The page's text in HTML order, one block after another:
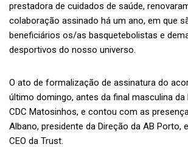
prestadora de cuidados de saúde,
colaboração assinado há um ano, em que
beneficiários os/as basquetebolistas e
desportivos do nosso universo.
O ato de formalização de assinatura do
último domingo, antes da final masculina da
CDC Matosinhos, e contou com as
Albano, presidente da Direção da AB Porto,
CEO da Trust.